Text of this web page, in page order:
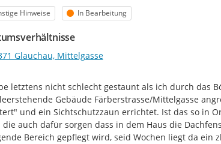
Hinweise Status
In Bearbeitung
Glauchau, Mittelgasse
letztens nicht schlecht gestaunt als ich durch das
Gebäude Färberstrasse/Mittelgasse
und ein Sichtschutzzaun errichtet. Ist das so in
die auch dafür sorgen dass in dem Haus die
Bereich gepflegt wird, seid Wochen liegt da ein